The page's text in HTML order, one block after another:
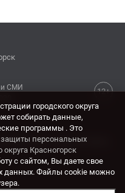
12+
СМИ
область, г. Красногорск,
городского округа
собирать данные,
программы . Это
защиты персональных
Красногорск
с сайтом, Вы даете свое
данных. Файлы cookie можно